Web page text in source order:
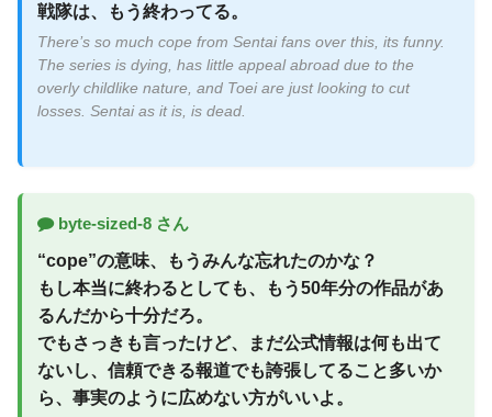
戦隊は、もう終わってる。
There’s so much cope from Sentai fans over this, its funny.
The series is dying, has little appeal abroad due to the
overly childlike nature, and Toei are just looking to cut
losses. Sentai as it is, is dead.
byte-sized-8 さん
“cope”の意味、もうみんな忘れたのかな？
もし本当に終わるとしても、もう50年分の作品があ
るんだから十分だろ。
でもさっきも言ったけど、まだ公式情報は何も出て
ないし、信頼できる報道でも誇張してること多いか
ら、事実のように広めない方がいいよ。